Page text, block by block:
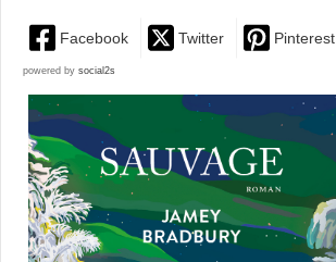
Facebook Twitter Pinterest
powered by social2s